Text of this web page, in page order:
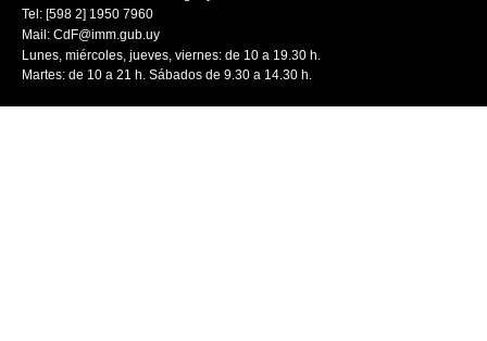
Tel: [598 2] 1950 7960
Mail: CdF@imm.gub.uy
Lunes, miércoles, jueves, viernes: de 10 a 19.30 h.
Martes: de 10 a 21 h. Sábados de 9.30 a 14.30 h.